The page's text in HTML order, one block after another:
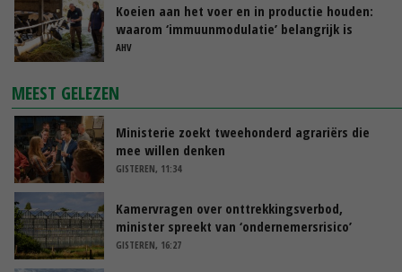
Koeien aan het voer en in productie houden:
waarom ‘immuunmodulatie’ belangrijk is
tijdens de transitieperiode
AHV
MEEST GELEZEN
Ministerie zoekt tweehonderd agrariërs die
mee willen denken
GISTEREN, 11:34
Kamervragen over onttrekkingsverbod,
minister spreekt van ‘ondernemersrisico’
GISTEREN, 16:27